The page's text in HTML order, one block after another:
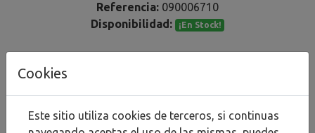
Referencia: 090006710
Disponibilidad:
¡En Stock!
Cookies
Este sitio utiliza cookies de terceros, si continuas